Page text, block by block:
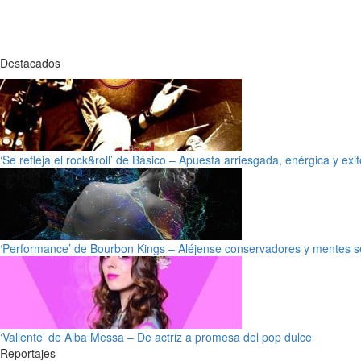
Destacados
‘Se refleja el rock&roll’ de Básico – Apuesta arriesgada, enérgica y
‘Performance’ de Bourbon Kings – Aléjense conservadores y mentes
‘Valiente’ de Alba Messa – De actriz a promesa del pop dulce
Reportajes